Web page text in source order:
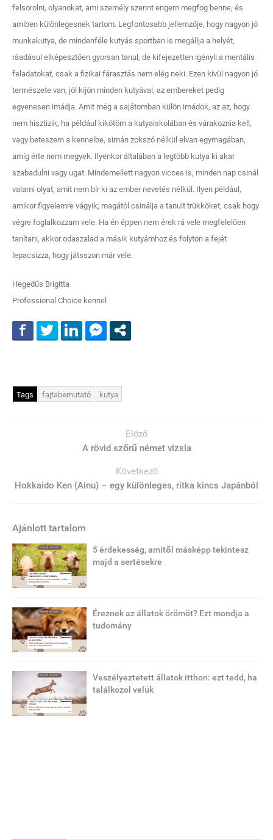
felsorolni, olyanokat, ami személy szerint engem megfog benne, és
amiben különlegesnek tartom. Legfontosabb jellemzője, hogy nagyon jó
munkakutya, de mindenféle kutyás sportban is megállja a helyét,
ráadásul elképesztően gyorsan tanul, de kifejezetten igényli a mentális
feladatokat, csak a fizikai fárasztás nem elég neki. Ezen kívül nagyon jó
természete van, jól kijön minden kutyával, az embereket pedig
egyenesen imádja. Amit még a sajátomban külön imádok, az az, hogy
nem hisztizik, ha például kikötöm a kutyaiskolában és várakoznia kell,
vagy beteszem a kennelbe, simán zokszó nélkül elvan egymagában,
amíg érte nem megyek. Ilyenkor általában a legtöbb kutya ki akar
szabadulni vagy ugat. Mindemellett nagyon vicces is, minden nap csinál
valami olyat, amit nem bír ki az ember nevetés nélkül. Ilyen például,
amikor figyelemre vágyik; magától csinálja a tanult trükköket, csak hogy
végre foglalkozzam vele. Ha én éppen nem érek rá vele megfelelően
tanítani, akkor odaszalad a másik kutyámhoz és folyton a fejét
lepacsizza, hogy játsszon már vele.
Hegedűs Brigitta
Professional Choice kennel
Tags fajtabemutató kutya
Előző
A rövid szőrű német vizsla
Következő
Hokkaido Ken (Ainu) – egy különleges, ritka kincs Japánból
Ajánlott tartalom
5 érdekesség, amitől másképp tekintesz
majd a sertésekre
Éreznek az állatok örömöt? Ezt mondja a
tudomány
Veszélyeztetett állatok itthon: ezt tedd, ha
találkozol velük